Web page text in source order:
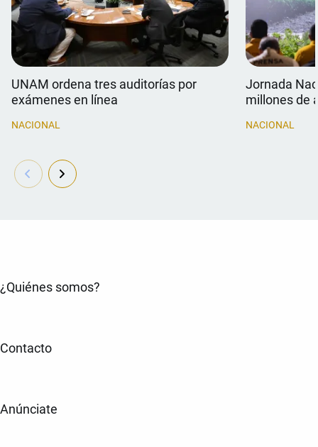
UNAM ordena tres auditorías por
exámenes en línea
NACIONAL
Jornada
millones de
NACIONAL
¿Quiénes somos?
Contacto
Anúnciate